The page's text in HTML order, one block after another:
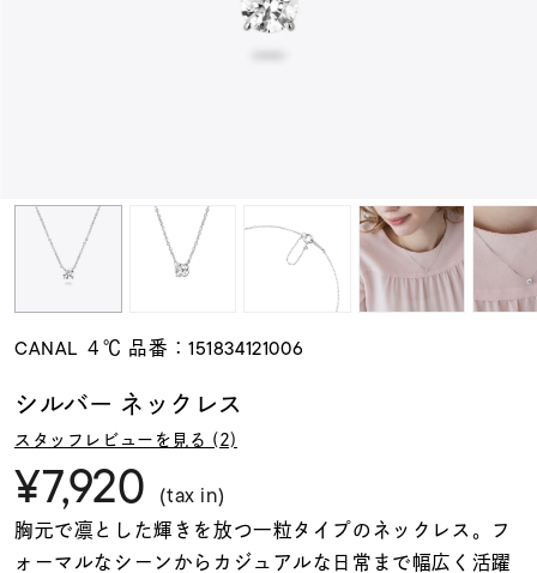
誕生石
ファッションテイス
ト
着用シーン
CANAL ４℃ 品番：151834121006
シルバー ネックレス
スタッフレビューを見る (2)
¥7,920 (tax in)
胸元で凛とした輝きを放つ一粒タイプのネックレス。フ
ォーマルなシーンからカジュアルな日常まで幅広く活躍